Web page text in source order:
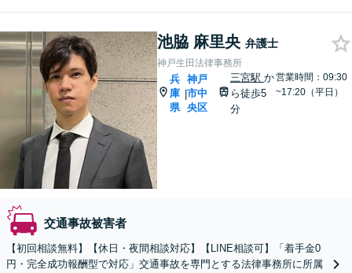
池脇 麻里央 弁護士
神戸生田法律事務所
兵
庫
県
|
神戸
市中
央区
三宮駅 か
ら徒歩5
分
営業時間：09:30
~17:20（平日）
交通事故被害者
【初回相談無料】【休日・夜間相談対応】【LINE相談可】「着手金0
円・完全成功報酬型で対応」交通事故を専門とする法律事務所に所属